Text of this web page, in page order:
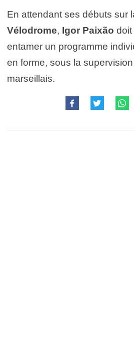
En attendant ses débuts sur
Vélodrome, Igor Paixão doit
entamer un programme
en forme, sous la
marseillais.